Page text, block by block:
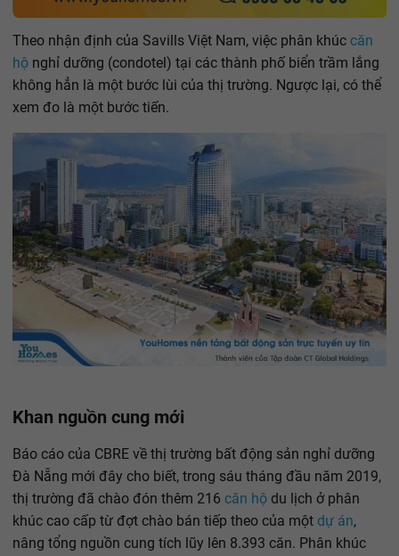
Theo nhận định của Savills Việt Nam, việc phân khúc căn
hộ nghỉ dưỡng (condotel) tại các thành phố biển trầm lắng
không hẳn là một bước lùi của thị trường. Ngược lại, có thể
xem đo là một bước tiến.
Khan nguồn cung mới
Báo cáo của CBRE về thị trường bất động sản nghỉ dưỡng
Đà Nẵng mới đây cho biết, trong sáu tháng đầu năm 2019,
thị trường đã chào đón thêm 216 căn hộ du lịch ở phân
khúc cao cấp từ đợt chào bán tiếp theo của một dự án,
nâng tổng nguồn cung tích lũy lên 8.393 căn. Phân khúc